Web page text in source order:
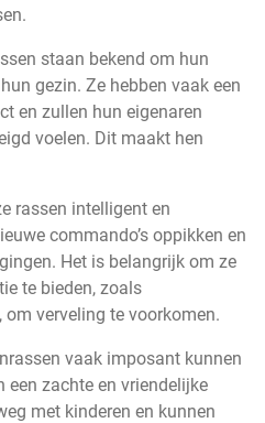
staan bekend om hun
gezin. Ze hebben vaak een
en zullen hun eigenaren
voelen. Dit maakt hen
rassen intelligent en
commando’s oppikken en
Het is belangrijk om ze
te bieden, zoals
verveling te voorkomen.
vaak imposant kunnen
een zachte en vriendelijke
met kinderen en kunnen